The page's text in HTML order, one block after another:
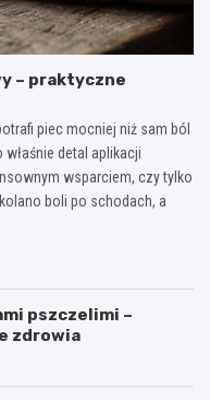
– praktyczne
piec mocniej niż sam ból
detal aplikacji
wsparciem, czy tylko
boli po schodach, a
pszczelimi –
zdrowia